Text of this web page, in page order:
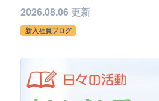
2026.08.06 更新
新入社員ブログ